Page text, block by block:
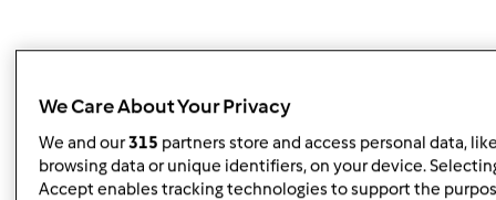
Buon pomeriggio gabbianella76,
abbiamo letto i suoi commenti e vorremmo intanto
confermarle che mentre l’apparecchio è in funzione le
We Care About Your Privacy
We and our315 partners store and access personal data,
browsing data or unique identifiers, on your device.
Accept enables tracking technologies to support the